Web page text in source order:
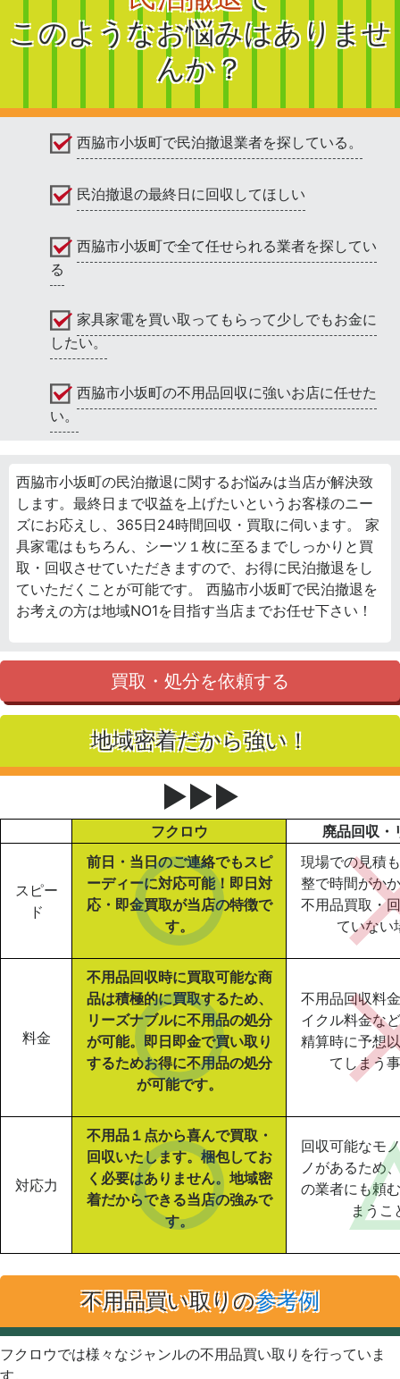
このようなお悩みはありませ
んか？
西脇市小坂町で民泊撤退業者を探している。
民泊撤退の最終日に回収してほしい
西脇市小坂町で全て任せられる業者を探してい
る
家具家電を買い取ってもらって少しでもお金に
したい。
西脇市小坂町の不用品回収に強いお店に任せた
い。
西脇市小坂町の民泊撤退に関するお悩みは当店が解決致
します。最終日まで収益を上げたいというお客様のニー
ズにお応えし、365日24時間回収・買取に伺います。 家
具家電はもちろん、シーツ１枚に至るまでしっかりと買
取・回収させていただきますので、お得に民泊撤退をし
ていただくことが可能です。 西脇市小坂町で民泊撤退を
お考えの方は地域NO1を目指す当店までお任せ下さい！
買取・処分を依頼する
地域密着だから強い！
▶▶▶
フクロウ 廃品回収・
スピー
ド
前日・当日のご連絡でもスピ
ーディーに対応可能！即日対
応・即金買取が当店の特徴で
す。
現場での見積
整で時間がか
不用品買取・
ていない
料金
不用品回収時に買取可能な商
品は積極的に買取するため、
リーズナブルに不用品の処分
が可能。即日即金で買い取り
するためお得に不用品の処分
が可能です。
不用品回収料
イクル料金な
精算時に予想
てしまう
対応力
不用品１点から喜んで買取・
回収いたします。梱包してお
く必要はありません。地域密
着だからできる当店の強みで
す。
回収可能なモ
ノがあるため
の業者にも頼
まうこ
不用品買い取りの参考例
フクロウでは様々なジャンルの不用品買い取りを行っていま